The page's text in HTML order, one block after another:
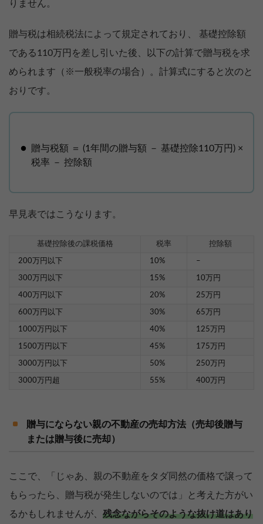
りません。
贈与税は相続税法によって規定されており、 基礎控除額
である110万円を差し引いた後、以下の計算で贈与税を求
められます（※一般税率の場合）。計算式にすると次のと
おりです。
贈与税額 ＝ (1年間の贈与額 － 基礎控除110万円) ×
税率 － 控除額
早見表ではこうなります。
基礎控除後の課税価格 税率 控除額
200万円以下 10% –
300万円以下 15% 10万円
400万円以下 20% 25万円
600万円以下 30% 65万円
1000万円以下 40% 125万円
1500万円以下 45% 175万円
3000万円以下 50% 250万円
3000万円超 55% 400万円
贈与にならない親の不動産の売却方法（売却後贈与
または贈与後に売却）
ここで、「じゃあ、親の不動産をタダ同然の価格で譲って
もらったら、贈与税が発生しないのでは」と考えた方がい
るかもしれませんが、 残念ながらそのような抜け道はあり